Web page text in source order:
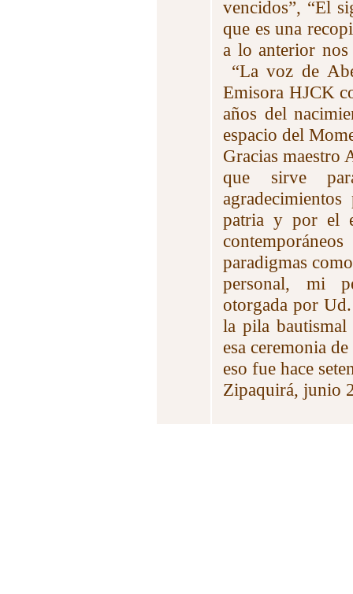
vencidos”, “El
que es una
a lo anterior nos
“La voz de
Emisora HJCK
años del
espacio del
Gracias maestro
que sirve
patria y por el
paradigmas
personal, mi
otorgada por
la pila
esa ceremonia
eso fue hace
Zipaquirá, junio